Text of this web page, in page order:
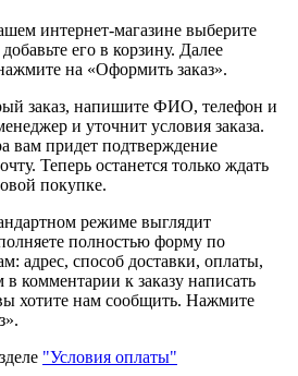
интернет-магазине выберите
его в корзину. Далее
на «Оформить заказ».
заказ, напишите ФИО, телефон и
и уточнит условия заказа.
вам придет подтверждение
Теперь останется только ждать
покупке.
режиме выглядит
полностью форму по
адрес, способ доставки, оплаты,
комментарии к заказу написать
хотите нам сообщить. Нажмите
"Условия оплаты"